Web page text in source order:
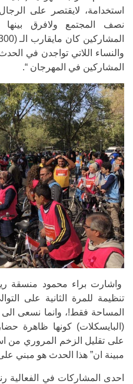
استخدامة، لايقتصر على
نصف المجتمع ولافرق
المشاركين في المهرجان “.
واشارت براء محمود منسقة
تنظيمة للمرة الثانية على
المساحة فقط!، وانما نسعى الى
(البايسكلات) كونها ظاهرة
على تقليل الزخم المروري من
مبينة ان” هذا الحدث هو مبني
احدى المشاركات في